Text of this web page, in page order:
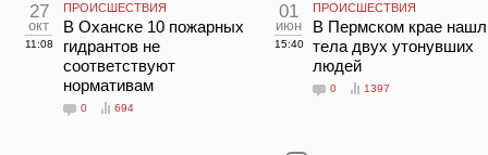
27
окт
11:08
ПРОИСШЕСТВИЯ
В Оханске 10 пожарных
гидрантов не
соответствуют
нормативам
0 694
01
июн
15:40
ПРОИСШЕСТВИЯ
В Пермском крае
тела двух утонувших
людей
0 1397